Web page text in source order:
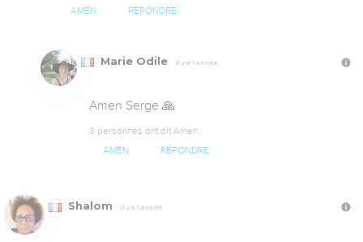
AMEN RÉPONDRE
Marie Odile Il y a 1 année
Amen Serge 🙏
3 personnes ont dit Amen
AMEN RÉPONDRE
Shalom Il y a 1 année